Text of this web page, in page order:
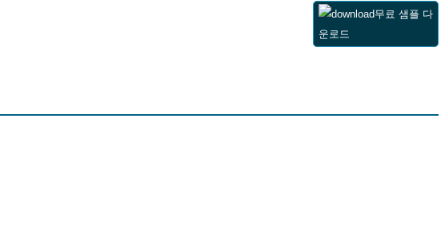
무료 샘플 다
운로드